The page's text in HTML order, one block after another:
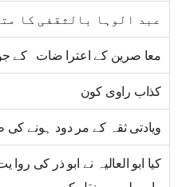
عبد الوہا بالثقفی کا
معا صرین کے اعترا ضات کے
کذاب راوی کون
ویادتی ثقہ کے مر دود ہونے
کیا ابو العالیہ نے ابو ذر کی